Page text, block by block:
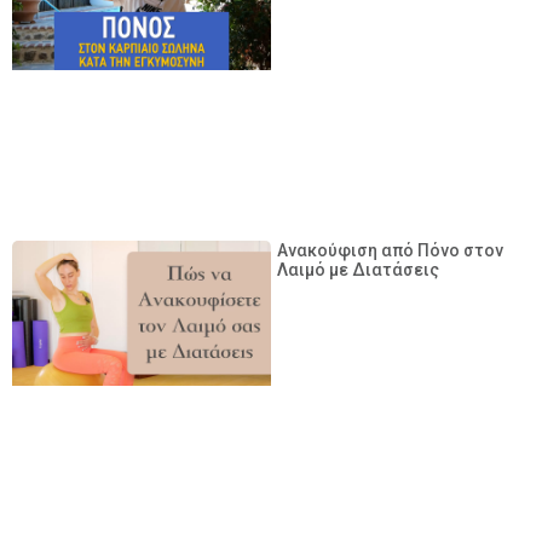
Ανακούφιση από Πόνο στον
Λαιμό με Διατάσεις